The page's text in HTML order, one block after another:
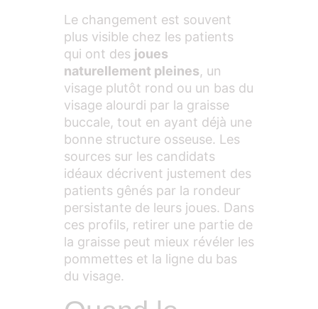
Le changement est souvent
plus visible chez les patients
qui ont des joues
naturellement pleines, un
visage plutôt rond ou un bas du
visage alourdi par la graisse
buccale, tout en ayant déjà une
bonne structure osseuse. Les
sources sur les candidats
idéaux décrivent justement des
patients gênés par la rondeur
persistante de leurs joues. Dans
ces profils, retirer une partie de
la graisse peut mieux révéler les
pommettes et la ligne du bas
du visage.